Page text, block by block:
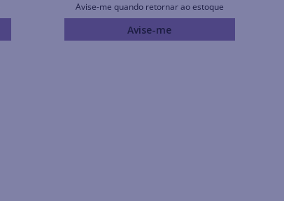
Avise-me quando retornar ao estoque
Avise-me